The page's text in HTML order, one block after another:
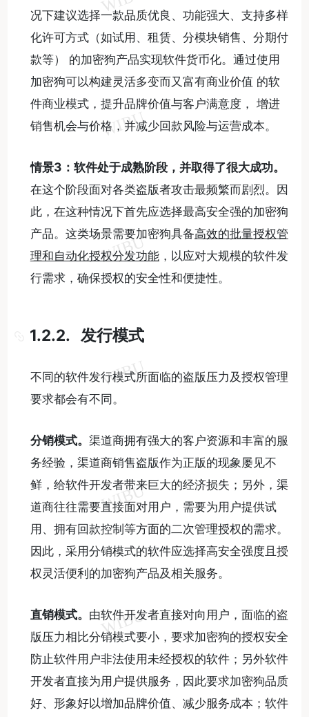
况下建议选择一款品质优良、功能强大、支持多样
化许可方式（如试用、租赁、分模块销售、分期付
款等） 的加密狗产品实现软件货币化。通过使用
加密狗可以构建灵活多变而又富有商业价值 的软
件商业模式，提升品牌价值与客户满意度， 增进
销售机会与价格，并减少回款风险与运营成本。
情景3 ： 软件处于成熟阶段，并取得了很大成功。
在这个阶段面对各类盗版者攻击最频繁而剧烈。因
此，在这种情况下首先应选择最高安全强的加密狗
产品。这类场景需要加密狗具备高效的批量授权管
理和自动化授权分发功能，以应对大规模的软件发
行需求，确保授权的安全性和便捷性。
1.2.2. 发行模式
不同的软件发行模式所面临的盗版压力及授权管理
要求都会有不同。
分销模式。 渠道商拥有强大的客户资源和丰富的服
务经验，渠道商销售盗版作为正版的现象屡见不
鲜，给软件开发者带来巨大的经济损失；另外，渠
道商往往需要直接面对用户，需要为用户提供试
用、拥有回款控制等方面的二次管理授权的需求。
因此，采用分销模式的软件应选择高安全强度且授
权灵活便利的加密狗产品及相关服务。
直销模式。 由软件开发者直接对向用户，面临的盗
版压力相比分销模式要小，要求加密狗的授权安全
防止软件用户非法使用未经授权的软件；另外软件
开发者直接为用户提供服务，因此要求加密狗品质
好、形象好以增加品牌价值、减少服务成本；软件